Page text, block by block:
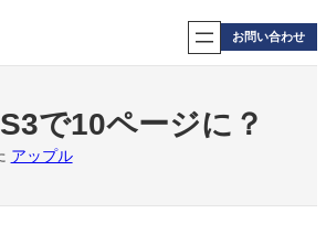
お問い合わせ
で10ページに？
アップル